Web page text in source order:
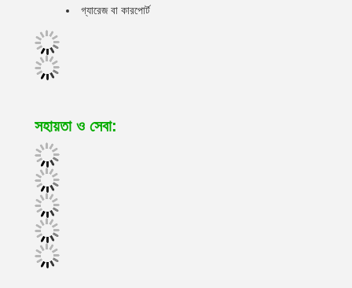
গ্যারেজ বা কারপোর্ট
সহায়তা ও সেবা: